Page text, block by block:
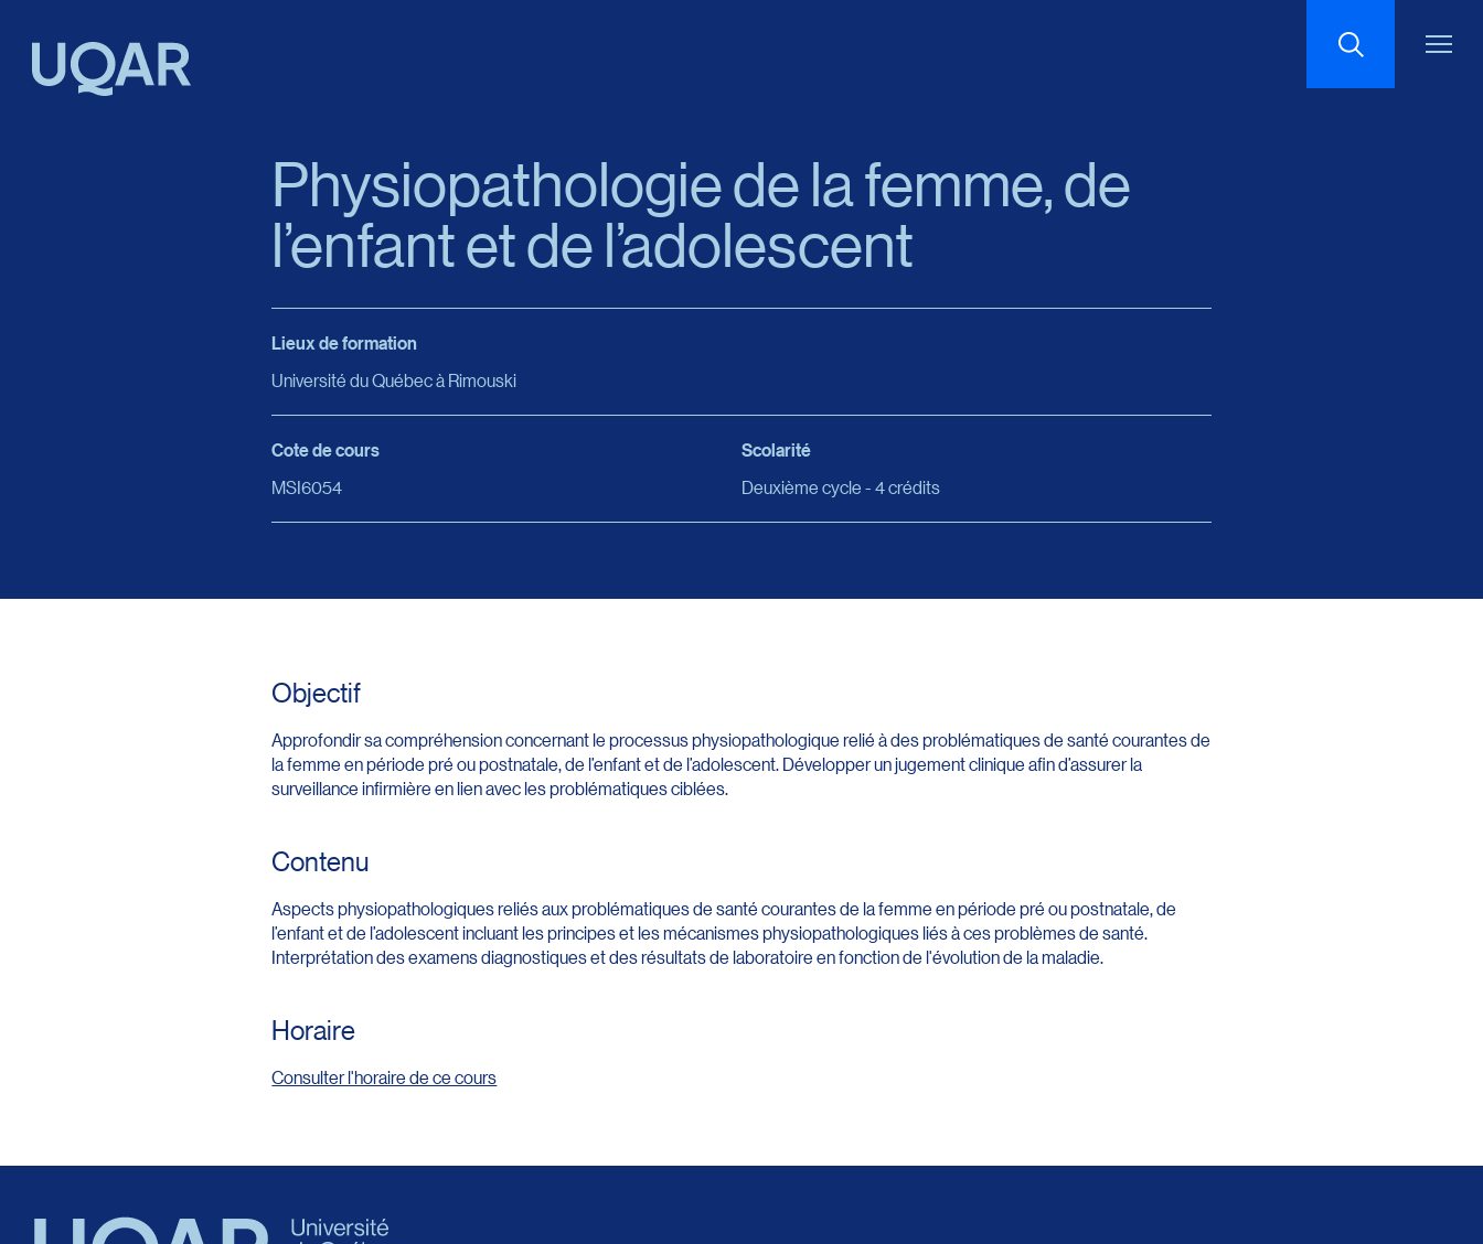
Taille du texte
Réinitialiser les paramètres
Physiopathologie de la femme, de
l’enfant et de l’adolescent
Lieux de formation
Université du Québec à Rimouski
Cote de cours
MSI6054
Scolarité
Deuxième cycle - 4 crédits
Objectif
Approfondir sa compréhension concernant le processus physiopathologique relié à des problématiques de santé courantes de
la femme en période pré ou postnatale, de l’enfant et de l’adolescent. Développer un jugement clinique afin d’assurer la
surveillance infirmière en lien avec les problématiques ciblées.
Contenu
Aspects physiopathologiques reliés aux problématiques de santé courantes de la femme en période pré ou postnatale, de
l’enfant et de l’adolescent incluant les principes et les mécanismes physiopathologiques liés à ces problèmes de santé.
Interprétation des examens diagnostiques et des résultats de laboratoire en fonction de l'évolution de la maladie.
Horaire
Consulter l'horaire de ce cours